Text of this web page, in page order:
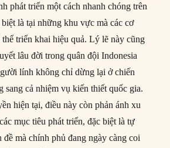
phát triển một cách nhanh chóng trên
biệt là tại những khu vực mà các cơ
triển khai hiệu quả. Lý lẽ này cũng
lâu đời trong quân đội Indonesia
lính không chỉ dừng lại ở chiến
sang cả nhiệm vụ kiến thiết quốc gia.
hiện tại, điều này còn phản ánh xu
mục tiêu phát triển, đặc biệt là tự
mà chính phủ đang ngày càng coi